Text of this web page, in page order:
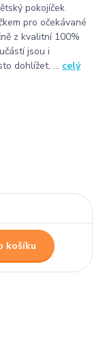
pokojíček
pro očekávané
z kvalitní 100%
jsou i
dohlížet, ... celý
košíku